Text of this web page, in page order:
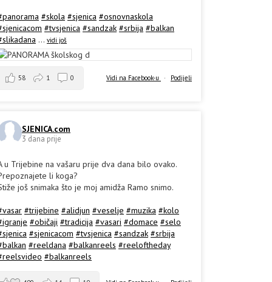
#skola #sjenica #osnovnaskola
#tvsjenica #sandzak #srbija #balkan
... vidi još
Vidi na Facebook-u · Podijeli
58 1 0
SJENICA.com
3 dana prije
u Trijebine na vašaru prije dva dana bilo ovako.
li koga?
još snimaka što je moj amidža Ramo snimo.
#trijebine #alidjun #veselje #muzika #kolo
#običaji #tradicija #vasari #domace #selo
#sjenicacom #tvsjenica #sandzak #srbija
#reeldana #balkanreels #reeloftheday
#balkanreels